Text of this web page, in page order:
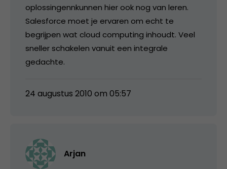
oplossingennkunnen hier ook nog van leren.
Salesforce moet je ervaren om echt te
begrijpen wat cloud computing inhoudt. Veel
sneller schakelen vanuit een integrale
gedachte.
24 augustus 2010 om 05:57
Arjan